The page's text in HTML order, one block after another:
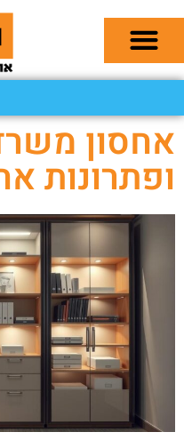
אחסון
ופתרונות